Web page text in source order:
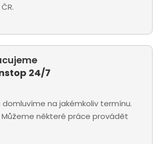
24/7
domluvíme na jakémkoliv termínu.
Můžeme některé práce provádět